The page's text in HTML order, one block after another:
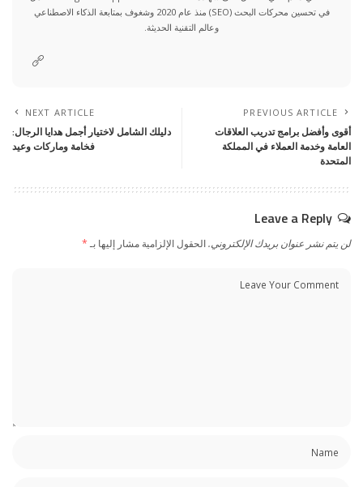
في تحسين محركات البحث (SEO) منذ عام 2020 وشغوف بمتابعة الذكاء الاصطناعي
وعالم التقنية الحديثة.
PREVIOUS ARTICLE
أقوى وأفضل برامج تدريب العلاقات
العامة وخدمة العملاء في المملكة
المتحدة
NEXT ARTICLE
دليلك الشامل لاختيار أجمل هدايا الرجال:
فخامة وماركات وعيد
Leave a Reply
لن يتم نشر عنوان بريدك الإلكتروني.الحقول الإلزامية مشار إليها بـ*